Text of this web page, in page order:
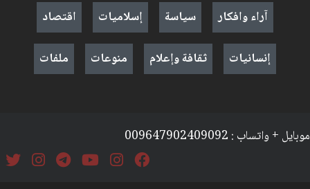
آراء وافكار
سياسة إسلاميات
اقتصاد
إنسانيات
ثقافة وإعلام منوعات ملفات
موبايل + واتساب : 009647902409092